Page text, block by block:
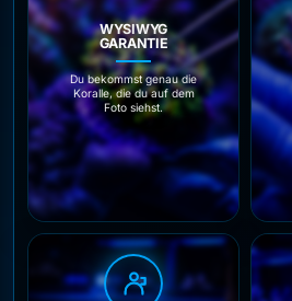
WYSIWYG
GARANTIE
Du bekommst genau die
Koralle, die du auf dem
Foto siehst.